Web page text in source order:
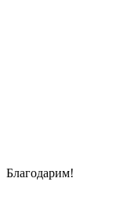
Благодарим!